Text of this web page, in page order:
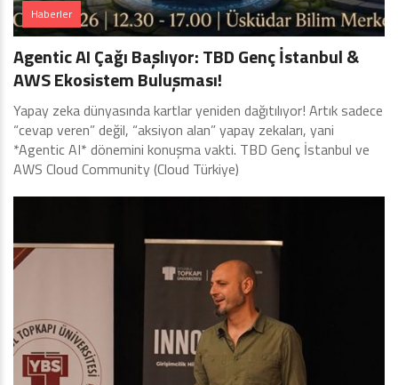
Haberler
Agentic AI Çağı Başlıyor: TBD Genç İstanbul &
AWS Ekosistem Buluşması!
Yapay zeka dünyasında kartlar yeniden dağıtılıyor! Artık sadece
“cevap veren” değil, “aksiyon alan” yapay zekaları, yani
*Agentic AI* dönemini konuşma vakti. TBD Genç İstanbul ve
AWS Cloud Community (Cloud Türkiye)